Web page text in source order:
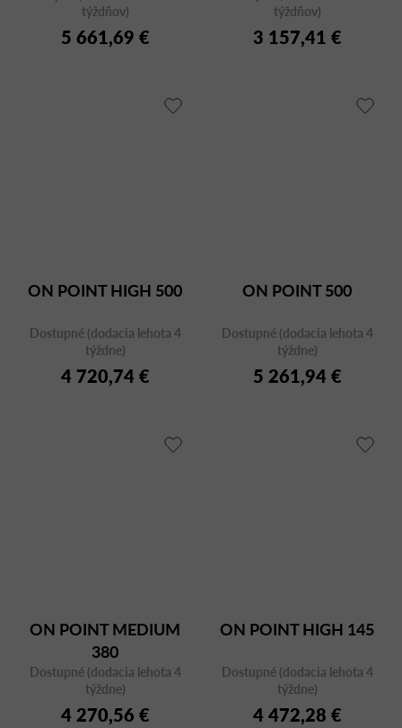
týždňov)
5 661,69 €
týždňov)
3 157,41 €
ON POINT HIGH 500
Dostupné (dodacia lehota 4
týždne)
4 720,74 €
ON POINT 500
Dostupné (dodacia lehota 4
týždne)
5 261,94 €
ON POINT MEDIUM
380
Dostupné (dodacia lehota 4
týždne)
4 270,56 €
ON POINT HIGH 145
Dostupné (dodacia lehota 4
týždne)
4 472,28 €